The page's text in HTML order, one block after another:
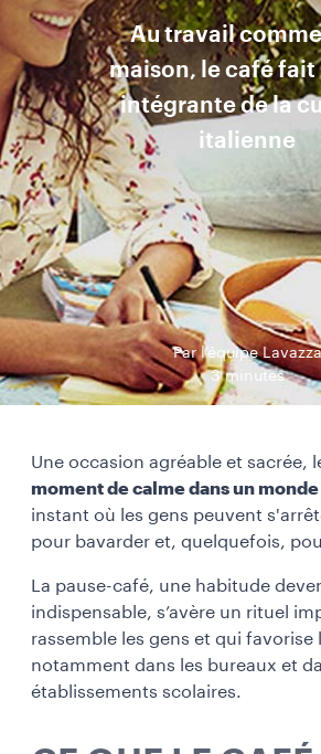
Au travail
maison, le café fait
intégrante de la
italienne
Par l’équipe Lavazza
3 minutes
Une occasion agréable et sacrée,
moment de calme dans un
instant où les gens peuvent
pour bavarder et, quelquefois,
La pause-café, une habitude
indispensable, s’avère un rituel
rassemble les gens et qui favorise
notamment dans les bureaux et
établissements scolaires.